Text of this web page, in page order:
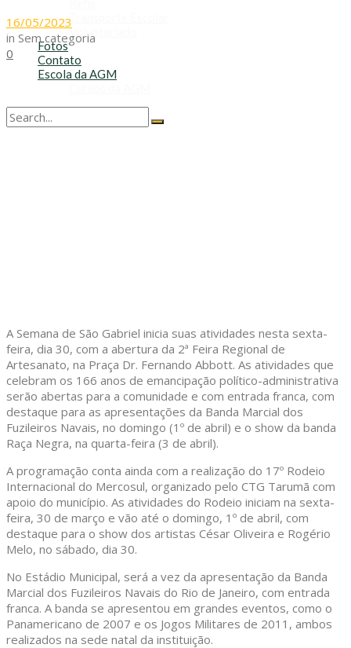
Transporte Escolar
Voluntariado
Fotos
Contato
Escola da AGM
16/05/2023
in Sem categoria
0
A Semana de São Gabriel inicia suas atividades nesta sexta-
feira, dia 30, com a abertura da 2ª Feira Regional de
Artesanato, na Praça Dr. Fernando Abbott. As atividades que
celebram os 166 anos de emancipação político-administrativa
serão abertas para a comunidade e com entrada franca, com
destaque para as apresentações da Banda Marcial dos
Fuzileiros Navais, no domingo (1º de abril) e o show da banda
Raça Negra, na quarta-feira (3 de abril).
A programação conta ainda com a realização do 17º Rodeio
Internacional do Mercosul, organizado pelo CTG Tarumã com
apoio do município. As atividades do Rodeio iniciam na sexta-
feira, 30 de março e vão até o domingo, 1º de abril, com
destaque para o show dos artistas César Oliveira e Rogério
Melo, no sábado, dia 30.
No Estádio Municipal, será a vez da apresentação da Banda
Marcial dos Fuzileiros Navais do Rio de Janeiro, com entrada
franca. A banda se apresentou em grandes eventos, como o
Panamericano de 2007 e os Jogos Militares de 2011, ambos
realizados na sede natal da instituição.